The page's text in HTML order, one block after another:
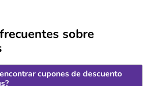
sobre
cupones de descuento